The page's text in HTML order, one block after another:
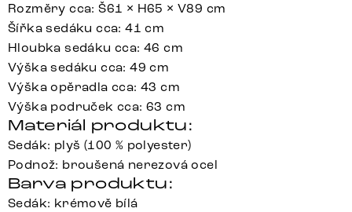
Rozměry cca: Š61 × H65 × V89 cm
Šířka sedáku cca: 41 cm
Hloubka sedáku cca: 46 cm
Výška sedáku cca: 49 cm
Výška opěradla cca: 43 cm
Výška područek cca: 63 cm
Materiál produktu:
Sedák: plyš (100 % polyester)
Podnož: broušená nerezová ocel
Barva produktu:
Sedák: krémově bílá